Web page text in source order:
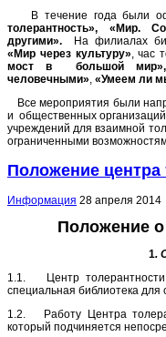
В течение года были
толерантность», «Мир.
другими». На филиалах
«Мир через культуру», час
мост в большой
человечными», «Умеем ли
Все мероприятия были
и общественных
учреждений для взаимной
ограниченными
Положение центра
Информация 28 апреля 2014
Положение о
1.
1.1. Центр
специальная библиотека для
1.2. Работу Центра
который подчиняется